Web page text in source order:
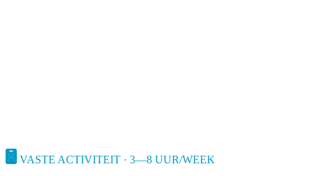
VASTE ACTIVITEIT · 3—8 UUR/WEEK